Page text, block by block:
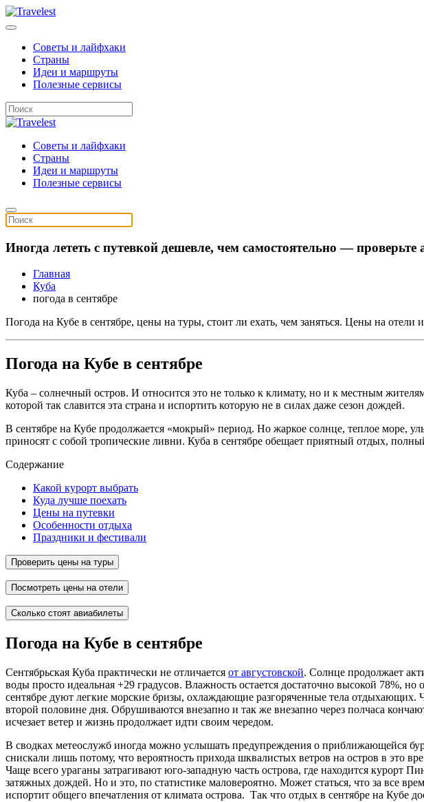
Советы и лайфхаки
Страны
Идеи и маршруты
Полезные сервисы
Советы и лайфхаки
Страны
Идеи и маршруты
Полезные сервисы
Иногда лететь с путевкой дешевле, чем самостоятельно —
Главная
Куба
погода в сентябре
Погода на Кубе в сентябре, цены на туры, стоит ли ехать, чем заняться. Цены на
Погода на Кубе в сентябре
Куба – солнечный остров. И относится это не только к климату, но и к местным
которой так славится эта страна и испортить которую не в силах даже сезон дождей.
В сентябре на Кубе продолжается «мокрый» период. Но жаркое солнце, теплое море,
приносят с собой тропические ливни. Куба в сентябре обещает приятный отдых,
Содержание
Какой курорт выбрать
Куда лучше поехать
Цены на путевки
Особенности отдыха
Праздники и фестивали
Проверить цены на туры
Посмотреть цены на отели
Сколько стоят авиабилеты
Погода на Кубе в сентябре
Сентябрьская Куба практически не отличается от августовской. Солнце продолжает
воды просто идеальная +29 градусов. Влажность остается достаточно высокой 78%,
сентябре дуют легкие морские бризы, охлаждающие разгоряченные тела отдыхающих.
второй половине дня. Обрушиваются внезапно и так же внезапно через полчаса
исчезает ветер и жизнь продолжает идти своим чередом.
В сводках метеослужб иногда можно услышать предупреждения о приближающейся
снискали лишь потому, что вероятность прихода шквалистых ветров на остров в это
Чаще всего ураганы затрагивают юго-западную часть острова, где находится курорт
затяжных дождей. Но и это, по статистике маловероятно. Может статься, что за все
испортит общего впечатления от климата острова. Так что отдых в сентябре на Кубе